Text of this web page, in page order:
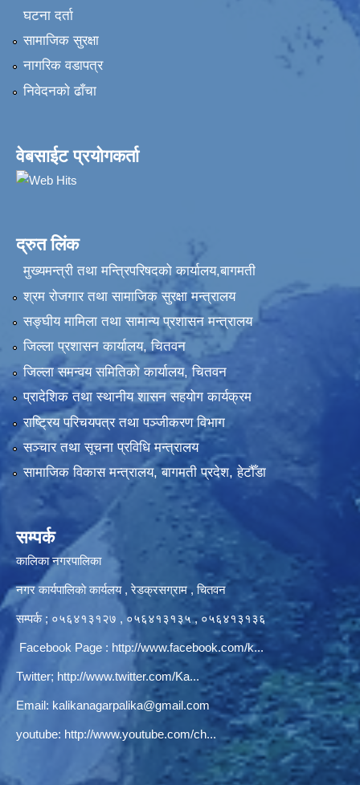
घटना दर्ता
सामाजिक सुरक्षा
नागरिक वडापत्र
निवेदनकाे ढाँचा
वेबसाईट प्रयोगकर्ता
द्रुत लिंक
मुख्यमन्त्री तथा मन्त्रिपरिषदको कार्यालय,बागमती
श्रम रोजगार तथा सामाजिक सुरक्षा मन्त्रालय
सङ्‍घीय मामिला तथा सामान्य प्रशासन मन्त्रालय
जिल्ला प्रशासन कार्यालय, चितवन
जिल्ला समन्वय समितिको कार्यालय, चितवन
प्रादेशिक तथा स्थानीय शासन सहयोग कार्यक्रम
राष्ट्रिय परिचयपत्र तथा पञ्‍जीकरण विभाग
सञ्‍चार तथा सूचना प्रविधि मन्त्रालय
सामाजिक विकास मन्त्रालय, बागमती प्रदेश, हेटौँडा
सम्पर्क
कालिका नगरपालिका
नगर कार्यपालिकाे कार्यलय‍ , रेडक्रसग्राम , चितवन
सम्पर्क ; ०५६४१३१२७ , ०५६४१३१३५ , ०५६४१३१३६
Facebook Page : http://www.facebook.com/k...
Twitter; http://www.twitter.com/Ka...
Email: kalikanagarpalika@gmail.com
youtube: http://www.youtube.com/ch...